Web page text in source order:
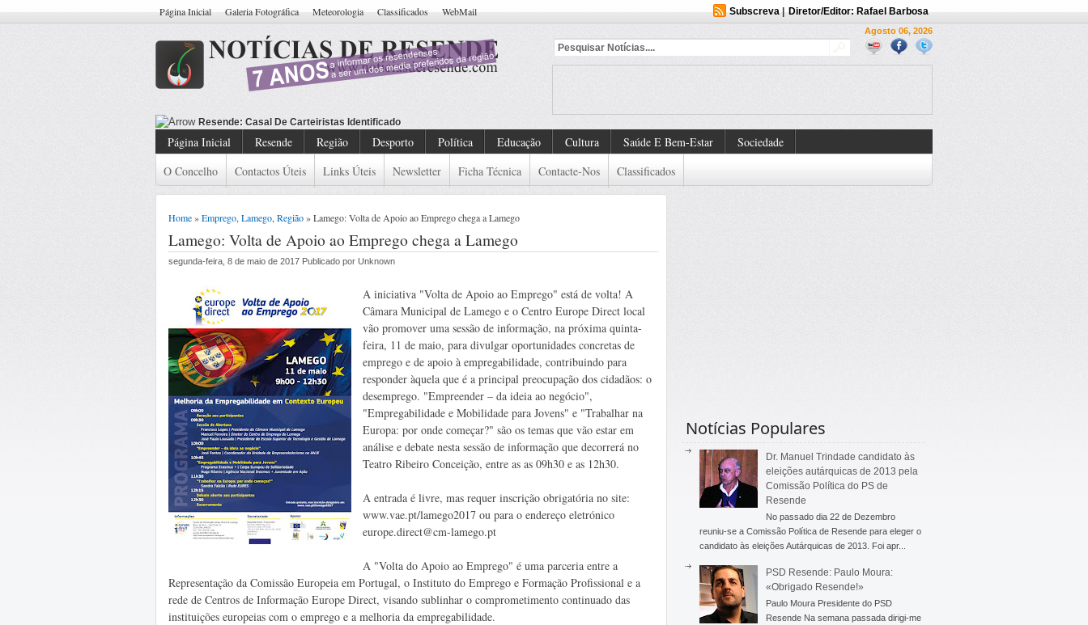
Página Inicial Galeria Fotográfica Meteorologia Classificados WebMail Subscreva| Diretor/Editor: Rafael Barbosa
Agosto 06, 2026
Resende: Casal De Carteiristas Identificado
Página Inicial Resende Região Desporto Política Educação Cultura Saúde E Bem-Estar
Sociedade
O Concelho
Contactos Úteis Links Úteis Newsletter Ficha Técnica Contacte-Nos Classificados
Home»Emprego Lamego Região» Lamego: Volta de Apoio ao Emprego chega a Lamego
Lamego: Volta de Apoio ao Emprego chega a Lamego
segunda-feira, 8 de maio de 2017 Publicado por Unknown
A iniciativa "Volta de Apoio ao Emprego" está de volta! A
Câmara Municipal de Lamego e o Centro Europe Direct local
vão promover uma sessão de informação, na próxima quinta-
feira, 11 de maio, para divulgar oportunidades concretas de
emprego e de apoio à empregabilidade, contribuindo para
responder àquela que é a principal preocupação dos cidadãos: o
desemprego. "Empreender – da ideia ao negócio",
"Empregabilidade e Mobilidade para Jovens" e "Trabalhar na
Europa: por onde começar?" são os temas que vão estar em
análise e debate nesta sessão de informação que decorrerá no
Teatro Ribeiro Conceição, entre as as 09h30 e as 12h30.
A entrada é livre, mas requer inscrição obrigatória no site:
www.vae.pt/lamego2017 ou para o endereço eletrónico
europe.direct@cm-lamego.pt
A "Volta do Apoio ao Emprego" é uma parceria entre a
Representação da Comissão Europeia em Portugal, o Instituto do Emprego e Formação Profissional e a
rede de Centros de Informação Europe Direct, visando sublinhar o comprometimento continuado das
instituições europeias com o emprego e a melhoria da empregabilidade.
Notícias Populares
Dr. Manuel Trindade candidato às
eleições autárquicas de 2013 pela
Comissão Política do PS de
Resende
No passado dia 22 de Dezembro
reuniu-se a Comissão Política de Resende para eleger o
candidato às eleições Autárquicas de 2013. Foi apr...
PSD Resende: Paulo Moura:
«Obrigado Resende!»
Paulo Moura Presidente do PSD
Resende Na semana passada dirigi-me